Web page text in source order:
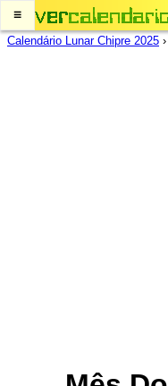
≡
Calendário Lunar Chipre 2025 ›